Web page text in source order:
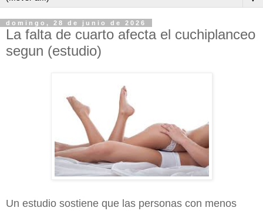
domingo, 28 de junio de 2026
La falta de cuarto afecta el cuchiplanceo
segun (estudio)
Un estudio sostiene que las personas con menos